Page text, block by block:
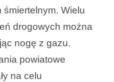
Wielu
drogowych można
nogę z gazu.
powiatowe
na celu